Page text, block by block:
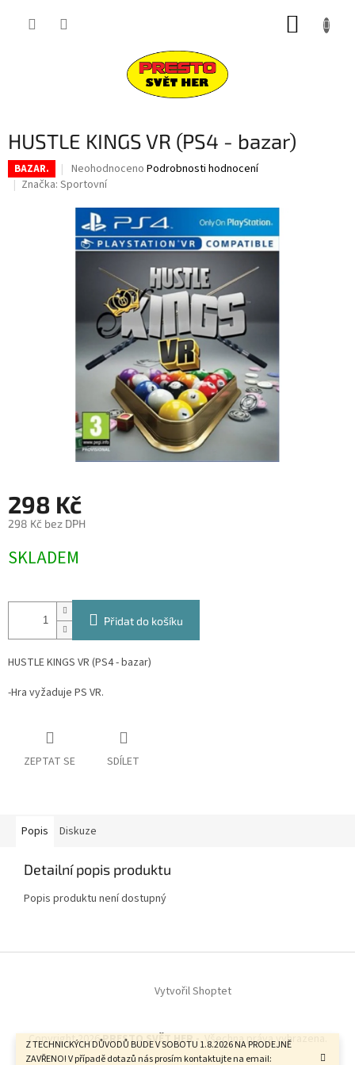
Z TECHNICKÝCH DŮVODŮ BUDE V SOBOTU 1.8.2026 NA PRODEJNĚ
ZAVŘENO! V případě dotazů nás prosím kontaktujte na email:
HUSTLE KINGS VR (PS4 - bazar)
BAZAR.
Průměrné
hodnocení
je
0,0
z
hvězdiček.
Neohodnoceno Podrobnosti hodnocení
Značka: Sportovní
298 Kč
298 Kč bez DPH
cena:
SKLADEM
Přidat do košíku
HUSTLE KINGS VR (PS4 - bazar)
-Hra vyžaduje PS VR.
ZEPTAT SE SDÍLET
Popis Diskuze
Detailní popis produktu
Popis produktu není dostupný
Vytvořil Shoptet
Copyright 2026PRESTO SVĚT HER - . Všechna práva vyhrazena.